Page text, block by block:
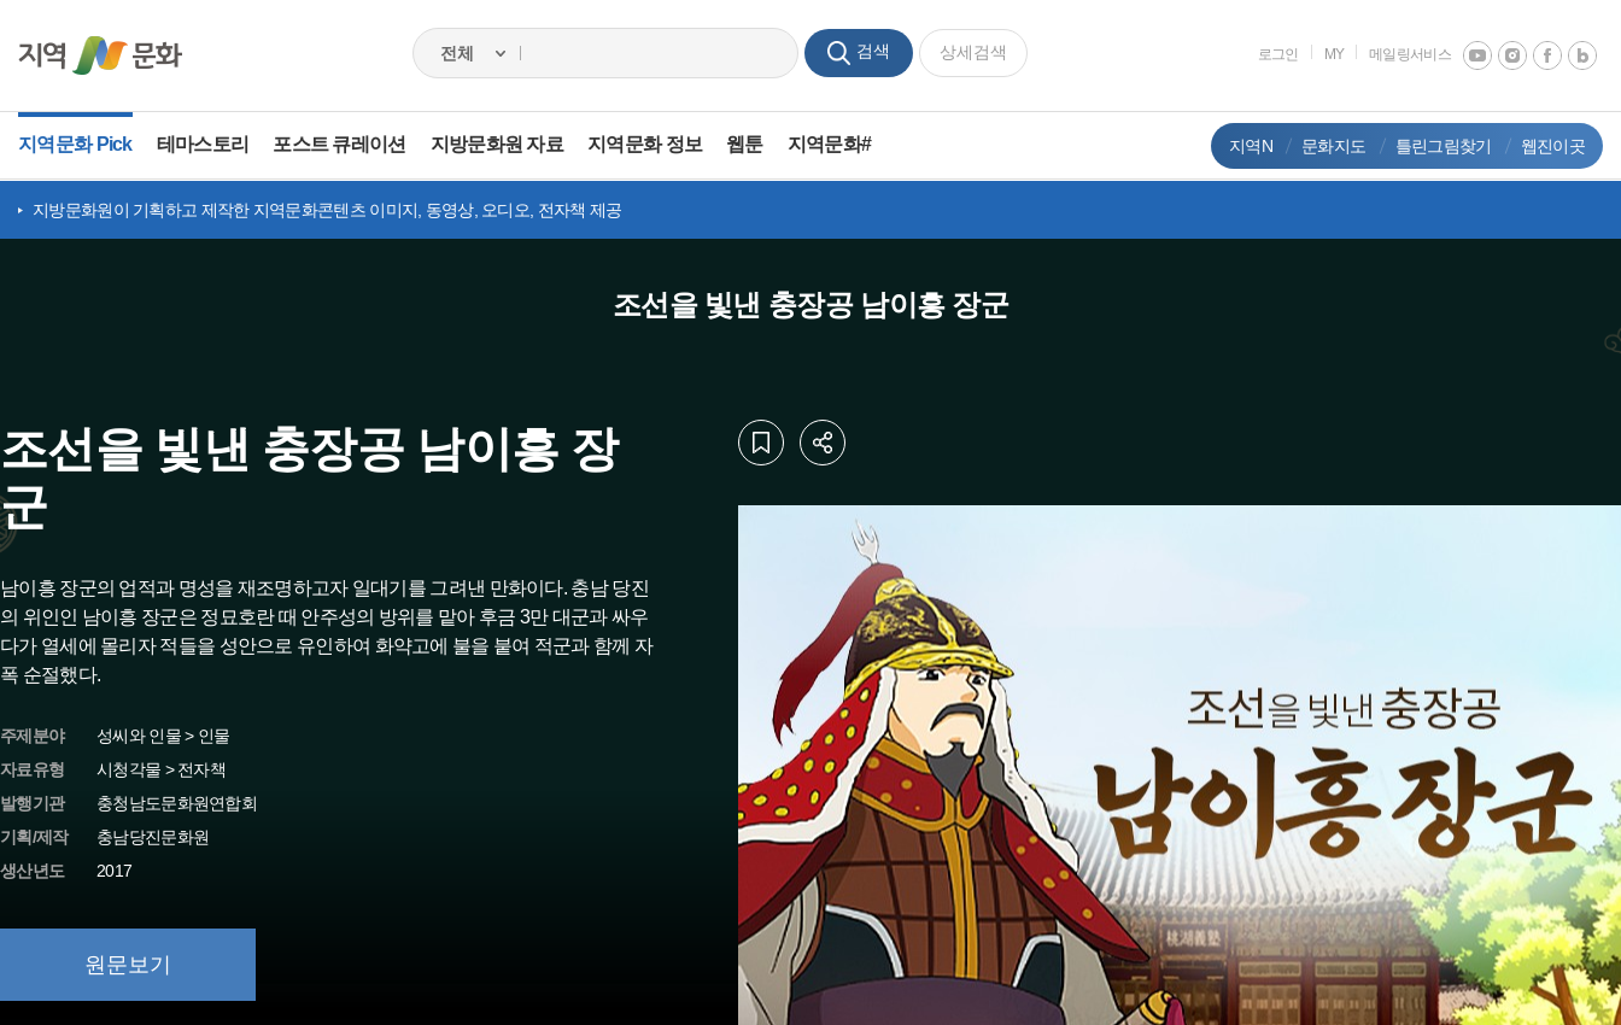
검색 상세검색 로그인 MY 메일링서비스
지역문화 Pick 테마스토리 포스트 큐레이션 지방문화원 자료 지역문화 정보 웹툰 지역문화# 지역N 문화지도 틀린그림찾기 웹진이곳
지방문화원이 기획하고 제작한 지역문화콘텐츠 이미지, 동영상, 오디오, 전자책 제공
조선을 빛낸 충장공 남이흥 장군
조선을 빛낸 충장공 남이흥 장
군
남이흥 장군의 업적과 명성을 재조명하고자 일대기를 그려낸 만화이다. 충남 당진
의 위인인 남이흥 장군은 정묘호란 때 안주성의 방위를 맡아 후금 3만 대군과 싸우
다가 열세에 몰리자 적들을 성안으로 유인하여 화약고에 불을 붙여 적군과 함께 자
폭 순절했다.
주제분야
성씨와 인물 > 인물
자료유형
시청각물 > 전자책
발행기관
충청남도문화원연합회
기획/제작
충남당진문화원
생산년도
2017
원문보기